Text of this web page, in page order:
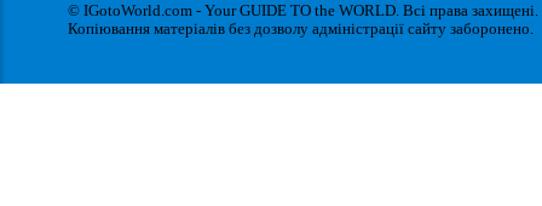
© IGotoWorld.com - Your GUIDE TO the WORLD. Всі права захищені.
Копіювання матеріалів без дозволу адміністрації сайту заборонено.